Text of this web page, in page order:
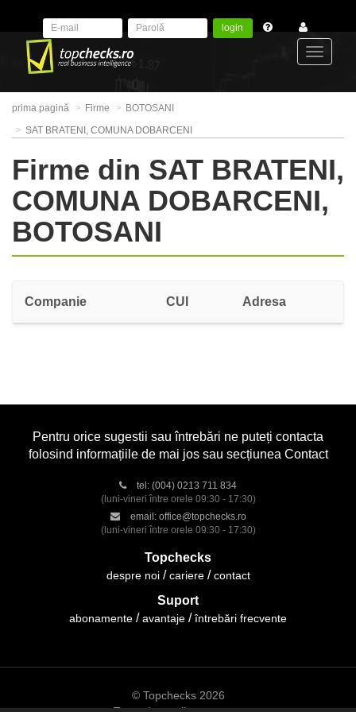
login
prima pagină Firme
BOTOSANI
SAT BRATENI, COMUNA DOBARCENI
Firme din SAT BRATENI,
COMUNA DOBARCENI,
BOTOSANI
Companie CUI Adresa
Pentru orice sugestii sau întrebări ne puteți contacta
folosind informațiile de mai jos sau secțiunea Contact
tel: (004) 0213 711 834
(luni-vineri între orele 09:30 - 17:30)
email: office@topchecks.ro
(luni-vineri între orele 09:30 - 17:30)
Topchecks
despre noi cariere contact
Suport
abonamente avantaje întrebări frecvente
© Topchecks 2026